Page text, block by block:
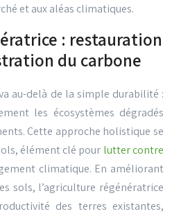
et aux aléas climatiques.
: restauration
du carbone
au-delà de la simple durabilité :
les écosystèmes dégradés
Cette approche holistique se
élément clé pour lutter contre
climatique. En améliorant
sols, l’agriculture régénératrice
des terres existantes,